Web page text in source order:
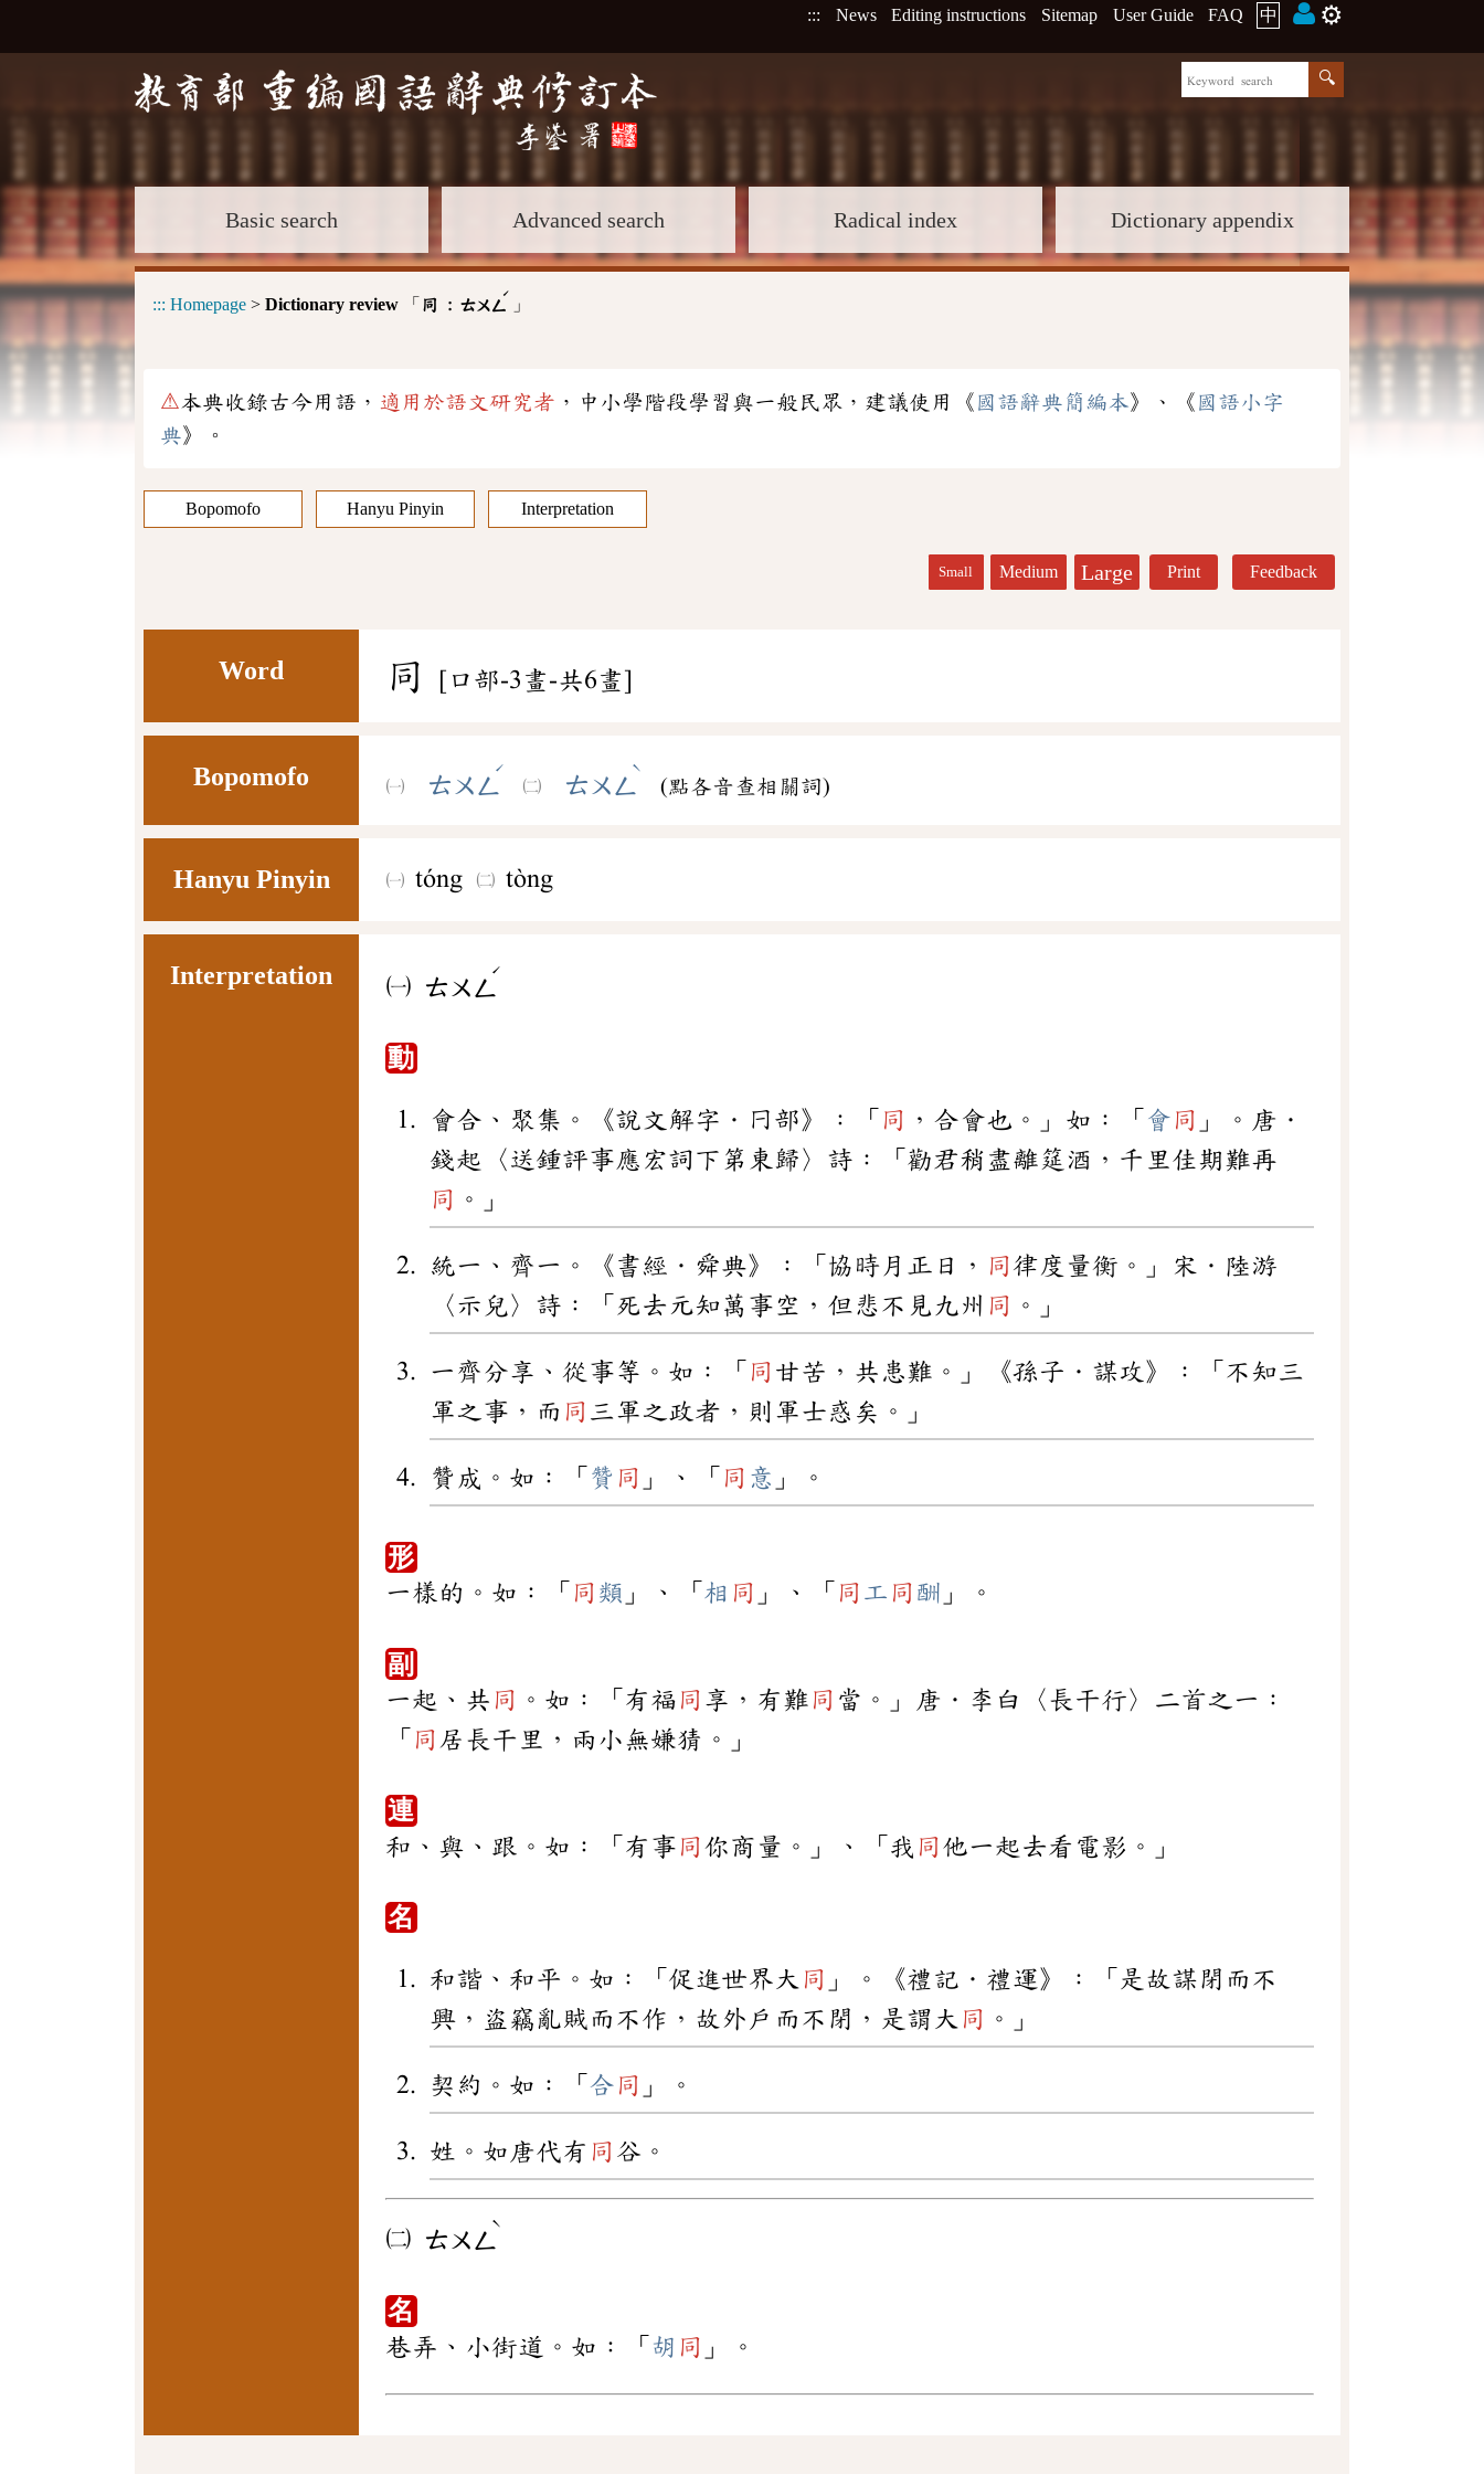
::: News Editing instructions Sitemap User Guide FAQ 中 ⚙️
Basic search Advanced search Radical index Dictionary appendix
::: Homepage > Dictionary review 「 同 : ㄊㄨㄥ
ˊ
」
⚠本典收錄古今用語， 適用於語文研究者 ，中小學階段學習與一般民眾，建議使用《 國語辭典簡編本》、《 國語小字
典》。
Bopomofo Hanyu Pinyin Interpretation
Small Medium Large Print Feedback
Word 同 [口部-3畫-共6畫]
Bopomofo ㄊㄨㄥ
ˊ
ㄊㄨㄥ
ˋ
(點各音查相關詞)
Hanyu Pinyin tóng tòng
Interpretation ㈠ ㄊㄨㄥ
ˊ
動
會合、聚集。《說文解字．𠔼部》：「 同 ，合會也。」如：「 會 同 」。唐．
錢起〈送鍾評事應宏詞下第東歸〉詩：「勸君稍盡離筵酒，千里佳期難再
同 。」
統一、齊一。《書經．舜典》：「協時月正日， 同律度量衡。」宋．陸游
〈示兒〉詩：「死去元知萬事空，但悲不見九州 同 。」
一齊分享、從事等。如：「 同 甘苦，共患難。」《孫子．謀攻》：「不知三
軍之事，而 同 三軍之政者，則軍士惑矣。」
贊成。如：「 贊 同 」、「 同 意 」。
形
一樣的。如：「 同 類 」、「 相 同 」、「 同 工 同 酬 」。
副
一起、共 同 。如：「有福 同 享，有難 同 當。」唐．李白〈長干行〉二首之一：
「 同 居長干里，兩小無嫌猜。」
連
和、與、跟。如：「有事 同你商量。」、「我 同他一起去看電影。」
名
和諧、和平。如：「促進世界大 同 」。《禮記．禮運》：「是故謀閉而不
興，盜竊亂賊而不作，故外戶而不閉，是謂大 同 。」
契約。如：「 合 同 」。
姓。如唐代有 同 谷。
㈡ ㄊㄨㄥ
ˋ
名
巷弄、小街道。如：「 胡 同 」。